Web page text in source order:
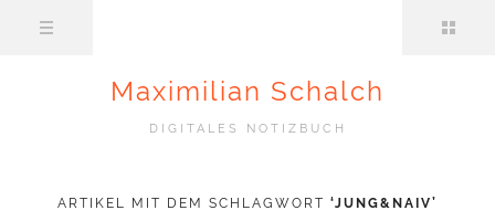
Maximilian Schalch
DIGITALES NOTIZBUCH
ARTIKEL MIT DEM SCHLAGWORT ‘JUNG&NAIV’